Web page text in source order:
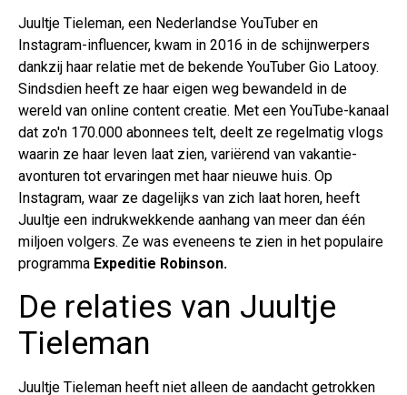
Juultje Tieleman, een Nederlandse YouTuber en
Instagram-influencer, kwam in 2016 in de schijnwerpers
dankzij haar relatie met de bekende YouTuber Gio Latooy.
Sindsdien heeft ze haar eigen weg bewandeld in de
wereld van online content creatie. Met een YouTube-kanaal
dat zo'n 170.000 abonnees telt, deelt ze regelmatig vlogs
waarin ze haar leven laat zien, variërend van vakantie-
avonturen tot ervaringen met haar nieuwe huis. Op
Instagram, waar ze dagelijks van zich laat horen, heeft
Juultje een indrukwekkende aanhang van meer dan één
miljoen volgers. Ze was eveneens te zien in het populaire
programma Expeditie Robinson.
De relaties van Juultje
Tieleman
Juultje Tieleman heeft niet alleen de aandacht getrokken